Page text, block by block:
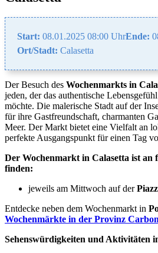
Start: 08.01.2025 08:00 UhrEnde:
Ort/Stadt: Calasetta
Der Besuch des Wochenmarkts in
jeden, der das authentische
möchte. Die malerische Stadt auf der
für ihre Gastfreundschaft, charmanten
Meer. Der Markt bietet eine Vielfalt an
perfekte Ausgangspunkt für einen Tag
Der Wochenmarkt in Calasetta ist an
finden:
jeweils am Mittwoch auf der
Entdecke neben dem Wochenmarkt in
Wochenmärkte in der Provinz
Sehenswürdigkeiten und Aktivitäten